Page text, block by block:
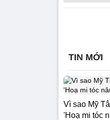
TIN MỚI
Vì sao Mỹ
'Hoạ mi tóc